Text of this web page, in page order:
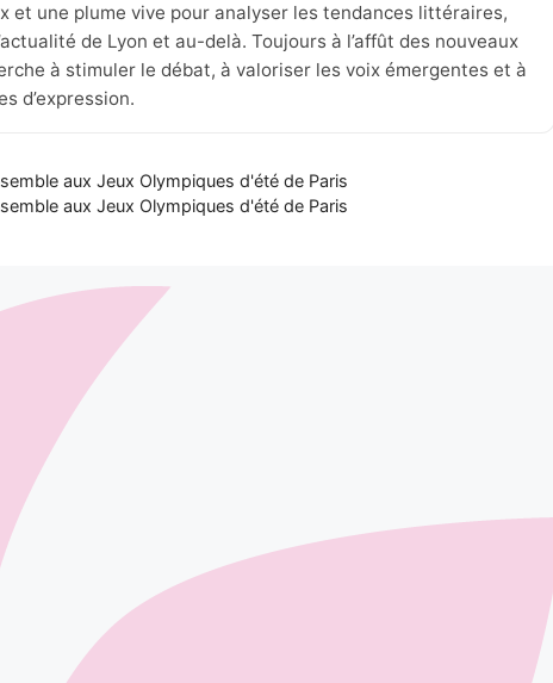
et une plume vive pour analyser les tendances littéraires,
de Lyon et au-delà. Toujours à l’affût des nouveaux
à stimuler le débat, à valoriser les voix émergentes et à
d’expression.
aux Jeux Olympiques d'été de Paris
aux Jeux Olympiques d'été de Paris